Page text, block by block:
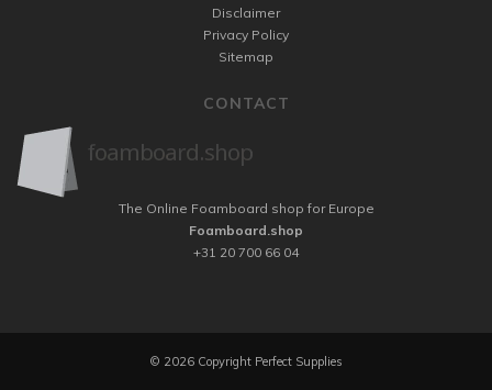
Disclaimer
Privacy Policy
Sitemap
CONTACT
The Online Foamboard shop for Europe
Foamboard.shop
+31 20 700 66 04
© 2026 Copyright Perfect Supplies